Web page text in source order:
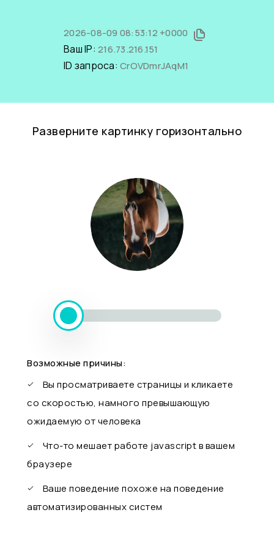
2026-08-09 08:53:12 +0000
Ваш IP: 216.73.216.151
ID запроса: CrOVDmrJAqM1
Разверните картинку горизонтально
Возможные причины:
Вы просматриваете страницы и кликаете
со скоростью, намного превышающую
ожидаемую от человека
Что-то мешает работе javascript в вашем
браузере
Ваше поведение похоже на поведение
автоматизированных систем